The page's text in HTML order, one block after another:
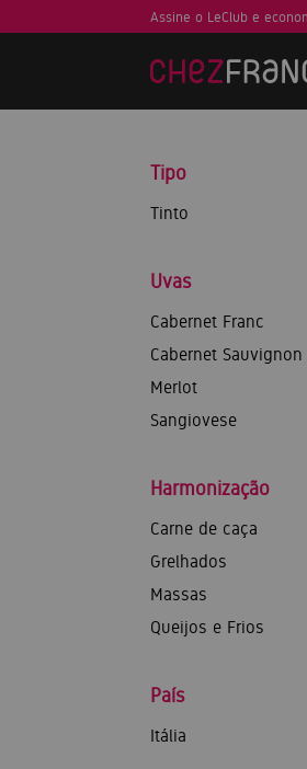
Assine o LeClub e
Tipo
Tinto
Uvas
Cabernet Franc
Cabernet Sauvignon
Merlot
Sangiovese
Harmonização
Carne de caça
Grelhados
Massas
Queijos e Frios
País
Itália